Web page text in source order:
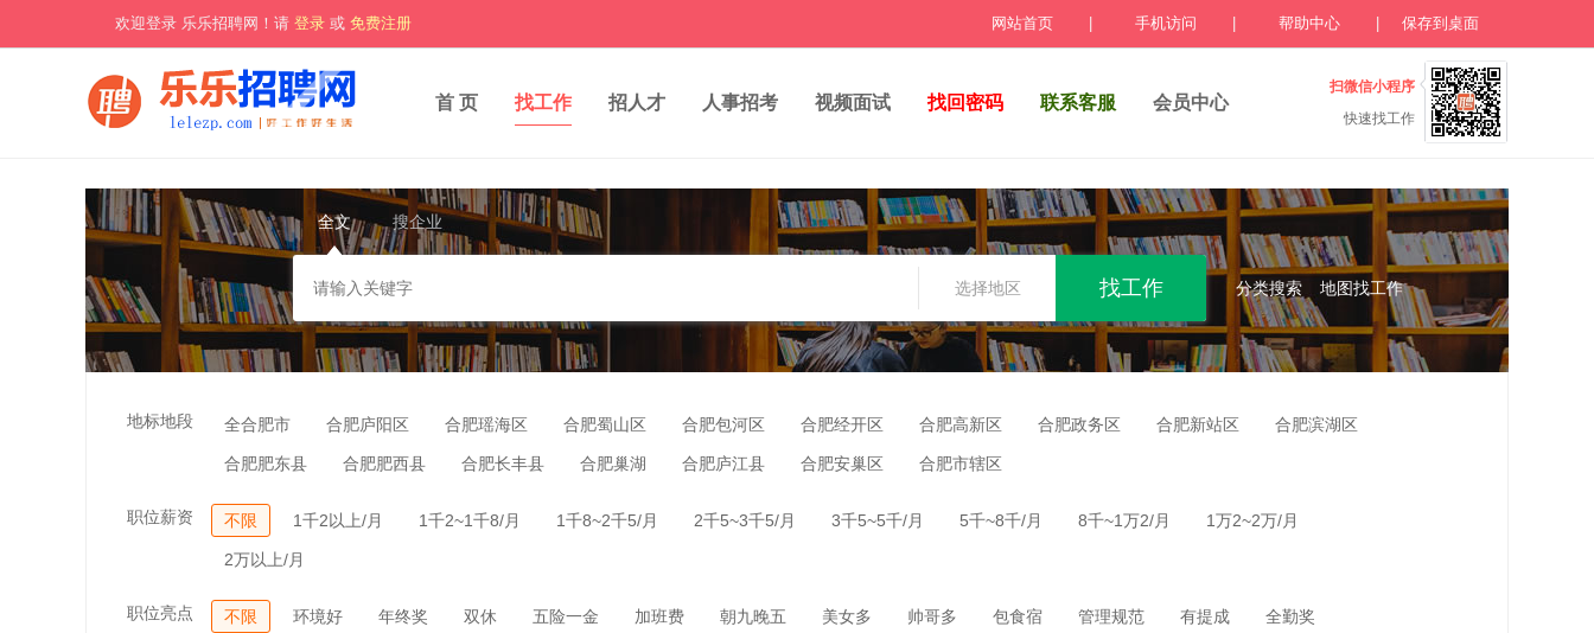
欢迎登录 乐乐招聘网！请 登录 或 免费注册 网站首页 手机访问 帮助中心 保存到桌面
首 页 找工作 招人才 人事招考 视频面试 找回密码 联系客服 会员中心
扫微信小程序
快速找工作
全文 搜企业
选择地区 分类搜索 地图找工作
地标地段 全合肥市 合肥庐阳区 合肥瑶海区 合肥蜀山区 合肥包河区 合肥经开区 合肥高新区 合肥政务区 合肥新站区 合肥滨湖区
合肥肥东县 合肥肥西县 合肥长丰县 合肥巢湖 合肥庐江县 合肥安巢区 合肥市辖区
职位薪资 不限 1千2以上/月 1千2~1千8/月 1千8~2千5/月 2千5~3千5/月 3千5~5千/月 5千~8千/月 8千~1万2/月 1万2~2万/月
2万以上/月
职位亮点 不限 环境好 年终奖 双休 五险一金 加班费 朝九晚五 美女多 帅哥多 包食宿 管理规范 有提成 全勤奖